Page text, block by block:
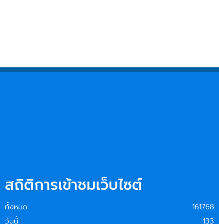
สถิติการเข้าชมเว็บไซต์
161768
ทั้งหมด:
133
วันนี้: